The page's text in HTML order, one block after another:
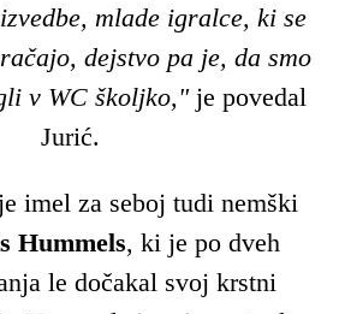
mlade igralce, ki se
dejstvo pa je, da smo
v WC školjko,"je povedal
Jurić.
imel za seboj tudi nemški
Hummels, ki je po dveh
le dočakal svoj krstni